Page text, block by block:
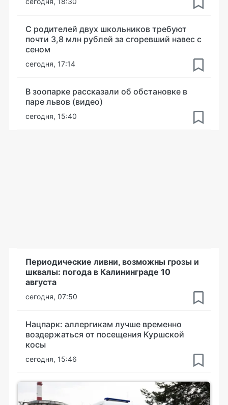
С родителей двух школьников требуют
почти 3,8 млн рублей за сгоревший навес с
сеном
сегодня, 17:14
В зоопарке рассказали об обстановке в
паре львов (видео)
сегодня, 15:40
Периодические ливни, возможны грозы и
шквалы: погода в Калининграде 10
августа
сегодня, 07:50
Нацпарк: аллергикам лучше временно
воздержаться от посещения Куршской
косы
сегодня, 15:46